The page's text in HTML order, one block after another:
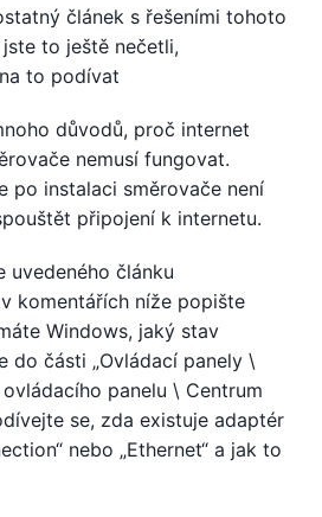
článek s řešeními tohoto
to ještě nečetli,
to podívat
důvodů, proč internet
nemusí fungovat.
po instalaci směrovače není
připojení k internetu.
uvedeného článku
komentářích níže popište
Windows, jaký stav
do části „Ovládací panely \
panelu \ Centrum
se, zda existuje adaptér
nebo „Ethernet“ a jak to